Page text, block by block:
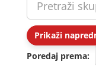
Prikaži
Poredaj prema